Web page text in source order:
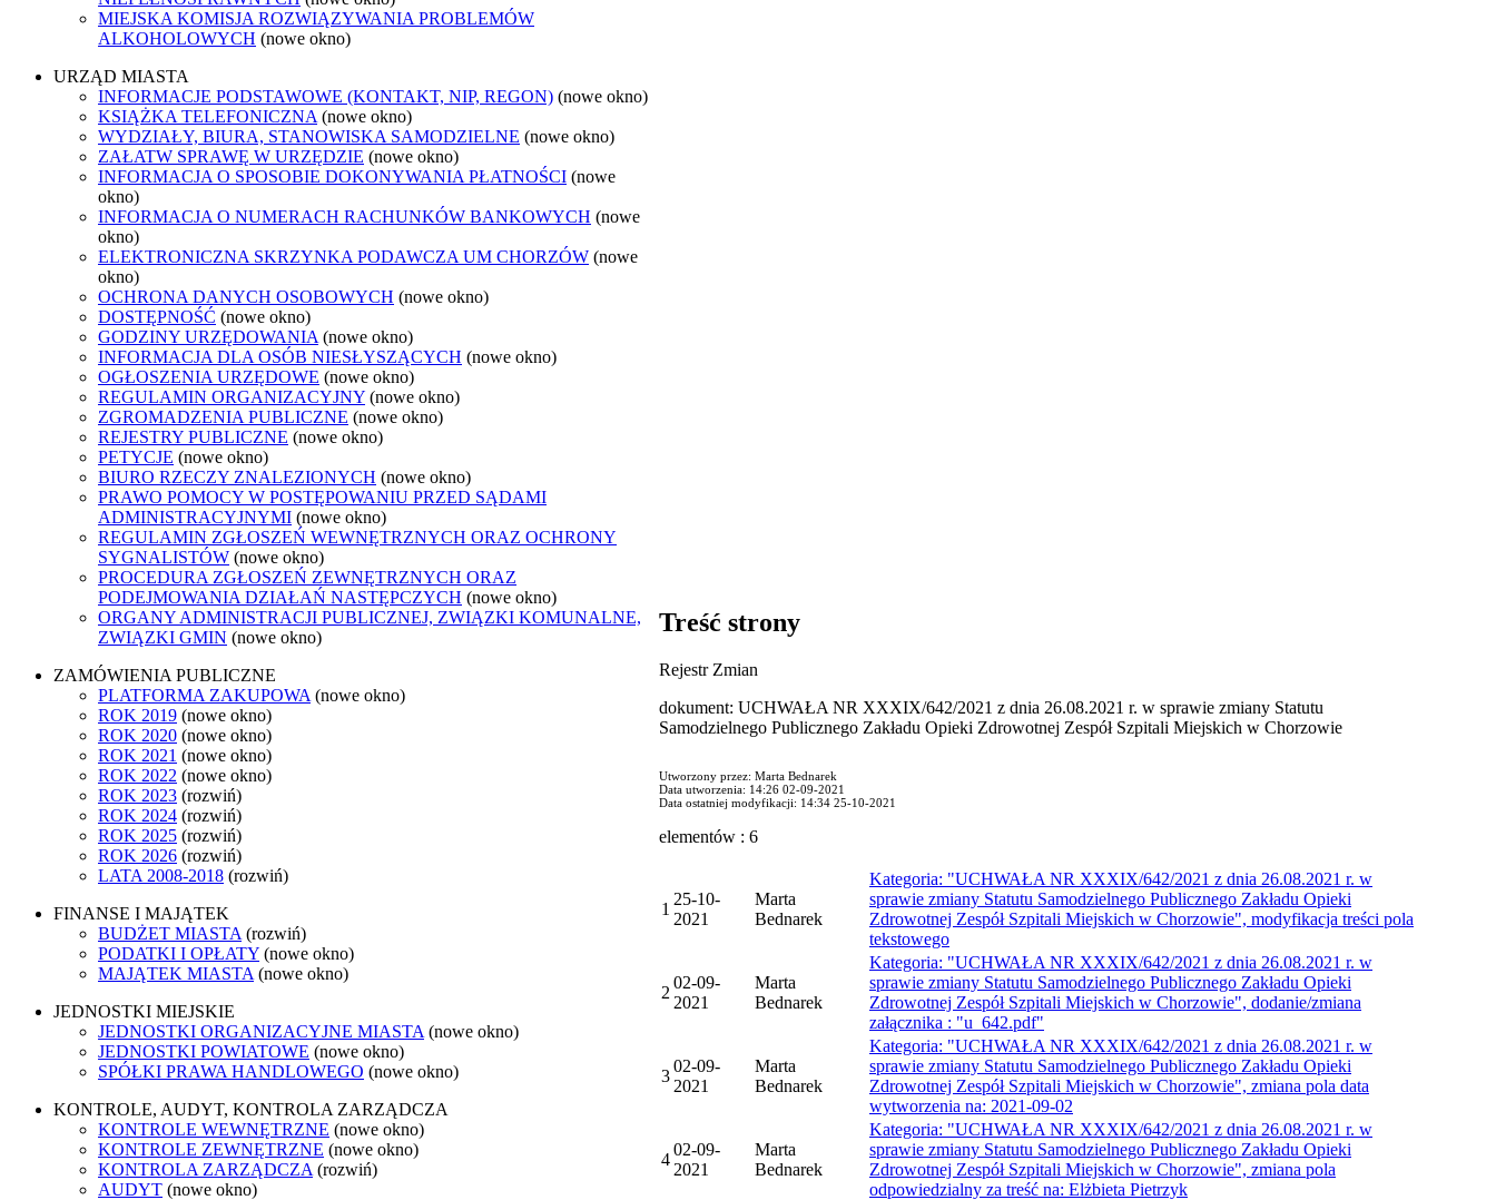
MIEJSKA KOMISJA ROZWIĄZYWANIA PROBLEMÓW
ALKOHOLOWYCH (nowe okno)
URZĄD MIASTA
INFORMACJE PODSTAWOWE (KONTAKT, NIP, REGON) (nowe okno)
KSIĄŻKA TELEFONICZNA (nowe okno)
WYDZIAŁY, BIURA, STANOWISKA SAMODZIELNE (nowe okno)
ZAŁATW SPRAWĘ W URZĘDZIE (nowe okno)
INFORMACJA O SPOSOBIE DOKONYWANIA PŁATNOŚCI (nowe
okno)
INFORMACJA O NUMERACH RACHUNKÓW BANKOWYCH (nowe
okno)
ELEKTRONICZNA SKRZYNKA PODAWCZA UM CHORZÓW (nowe
okno)
OCHRONA DANYCH OSOBOWYCH (nowe okno)
DOSTĘPNOŚĆ (nowe okno)
GODZINY URZĘDOWANIA (nowe okno)
INFORMACJA DLA OSÓB NIESŁYSZĄCYCH (nowe okno)
OGŁOSZENIA URZĘDOWE (nowe okno)
REGULAMIN ORGANIZACYJNY (nowe okno)
ZGROMADZENIA PUBLICZNE (nowe okno)
REJESTRY PUBLICZNE (nowe okno)
PETYCJE (nowe okno)
BIURO RZECZY ZNALEZIONYCH (nowe okno)
PRAWO POMOCY W POSTĘPOWANIU PRZED SĄDAMI
ADMINISTRACYJNYMI (nowe okno)
REGULAMIN ZGŁOSZEŃ WEWNĘTRZNYCH ORAZ OCHRONY
SYGNALISTÓW (nowe okno)
PROCEDURA ZGŁOSZEŃ ZEWNĘTRZNYCH ORAZ
PODEJMOWANIA DZIAŁAŃ NASTĘPCZYCH (nowe okno)
ORGANY ADMINISTRACJI PUBLICZNEJ, ZWIĄZKI KOMUNALNE,
ZWIĄZKI GMIN (nowe okno)
ZAMÓWIENIA PUBLICZNE
PLATFORMA ZAKUPOWA (nowe okno)
ROK 2019 (nowe okno)
ROK 2020 (nowe okno)
ROK 2021 (nowe okno)
ROK 2022 (nowe okno)
ROK 2023 (rozwiń)
ROK 2024 (rozwiń)
ROK 2025 (rozwiń)
ROK 2026 (rozwiń)
LATA 2008-2018 (rozwiń)
FINANSE I MAJĄTEK
BUDŻET MIASTA (rozwiń)
PODATKI I OPŁATY (nowe okno)
MAJĄTEK MIASTA (nowe okno)
JEDNOSTKI MIEJSKIE
JEDNOSTKI ORGANIZACYJNE MIASTA (nowe okno)
JEDNOSTKI POWIATOWE (nowe okno)
SPÓŁKI PRAWA HANDLOWEGO (nowe okno)
KONTROLE, AUDYT, KONTROLA ZARZĄDCZA
KONTROLE WEWNĘTRZNE (nowe okno)
KONTROLE ZEWNĘTRZNE (nowe okno)
KONTROLA ZARZĄDCZA (rozwiń)
AUDYT (nowe okno)
Treść strony
Rejestr Zmian
dokument: UCHWAŁA NR XXXIX/642/2021 z dnia 26.08.2021 r. w sprawie zmiany Statutu
Samodzielnego Publicznego Zakładu Opieki Zdrowotnej Zespół Szpitali Miejskich w Chorzowie
Utworzony przez: Marta Bednarek
Data utworzenia: 14:26 02-09-2021
Data ostatniej modyfikacji: 14:34 25-10-2021
elementów : 6
1
25-10-
2021
Marta
Bednarek
Kategoria: "UCHWAŁA NR XXXIX/642/2021 z dnia 26.08.2021 r. w
sprawie zmiany Statutu Samodzielnego Publicznego Zakładu Opieki
Zdrowotnej Zespół Szpitali Miejskich w Chorzowie", modyfikacja treści pola
tekstowego
2
02-09-
2021
Marta
Bednarek
Kategoria: "UCHWAŁA NR XXXIX/642/2021 z dnia 26.08.2021 r. w
sprawie zmiany Statutu Samodzielnego Publicznego Zakładu Opieki
Zdrowotnej Zespół Szpitali Miejskich w Chorzowie", dodanie/zmiana
załącznika : "u_642.pdf"
3
02-09-
2021
Marta
Bednarek
Kategoria: "UCHWAŁA NR XXXIX/642/2021 z dnia 26.08.2021 r. w
sprawie zmiany Statutu Samodzielnego Publicznego Zakładu Opieki
Zdrowotnej Zespół Szpitali Miejskich w Chorzowie", zmiana pola data
wytworzenia na: 2021-09-02
4
02-09-
2021
Marta
Bednarek
Kategoria: "UCHWAŁA NR XXXIX/642/2021 z dnia 26.08.2021 r. w
sprawie zmiany Statutu Samodzielnego Publicznego Zakładu Opieki
Zdrowotnej Zespół Szpitali Miejskich w Chorzowie", zmiana pola
odpowiedzialny za treść na: Elżbieta Pietrzyk